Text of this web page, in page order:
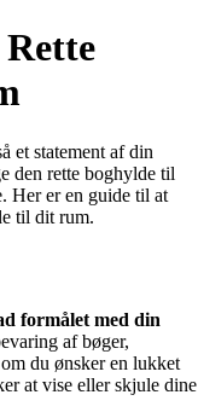
et statement af din
den rette boghylde til
Her er en guide til at
til dit rum.
formålet med din
af bøger,
du ønsker en lukket
at vise eller skjule dine